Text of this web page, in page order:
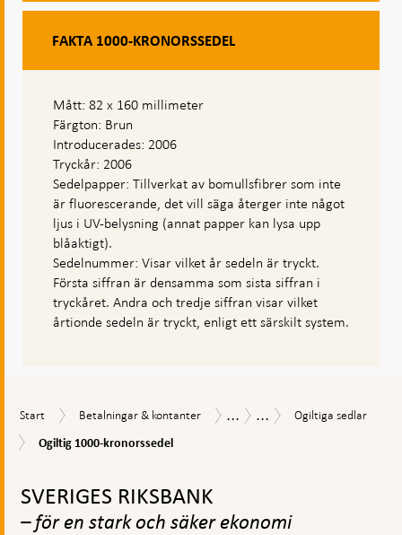
FAKTA 1000-KRONORSSEDEL
Mått: 82 x 160 millimeter
Färgton: Brun
Introducerades: 2006
Tryckår: 2006
Sedelpapper: Tillverkat av bomullsfibrer som inte
är fluorescerande, det vill säga återger inte något
ljus i UV-belysning (annat papper kan lysa upp
blåaktigt).
Sedelnummer: Visar vilket år sedeln är tryckt.
Första siffran är densamma som sista siffran i
tryckåret. Andra och tredje siffran visar vilket
årtionde sedeln är tryckt, enligt ett särskilt system.
Start
Start
Betalningar
kontanter
Betalningar & kontanter
Sedlar
... Sedlar
...
Ogiltiga
Ogiltiga sedlar
Ogiltig
1000-
Ogiltig 1000-kronorssedel
toppnavigation
SVERIGES RIKSBANK
– för en stark och säker ekonomi